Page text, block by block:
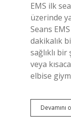
EMS ilk
üzerinde
Seans
dakikalık
sağlıklı
veya
elbise
Devamını